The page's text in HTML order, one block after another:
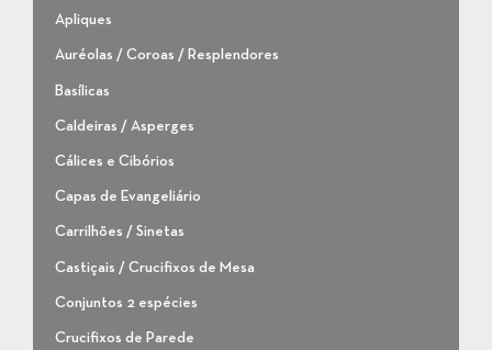
Apliques
Auréolas / Coroas / Resplendores
Basílicas
Caldeiras / Asperges
Cálices e Cibórios
Capas de Evangeliário
Carrilhões / Sinetas
Castiçais / Crucifixos de Mesa
Conjuntos 2 espécies
Crucifixos de Parede